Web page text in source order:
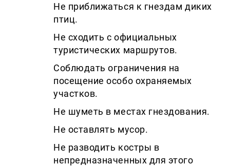
Не приближаться к гнездам диких
птиц.
Не сходить с официальных
туристических маршрутов.
Соблюдать ограничения на
посещение особо охраняемых
участков.
Не шуметь в местах гнездования.
Не оставлять мусор.
Не разводить костры в
непредназначенных для этого